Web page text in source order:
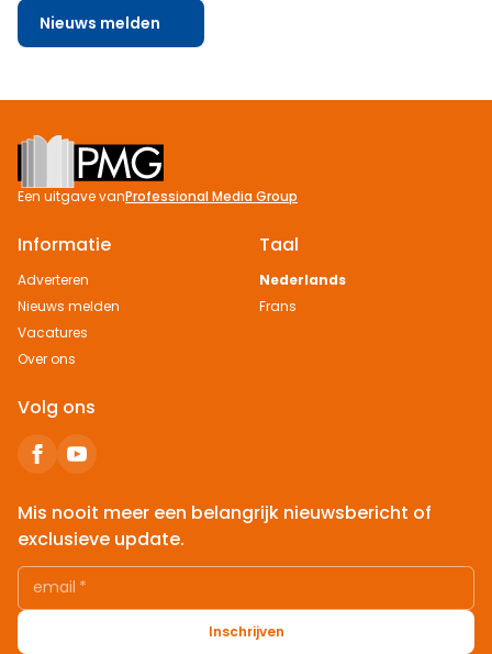
Nieuws melden
Footer
Een uitgave vanProfessional Media Group
Informatie
Adverteren
Nieuws melden
Vacatures
Over ons
Taal
Nederlands
Frans
Volg ons
Mis nooit meer een belangrijk nieuwsbericht of
exclusieve update.
email *
Inschrijven